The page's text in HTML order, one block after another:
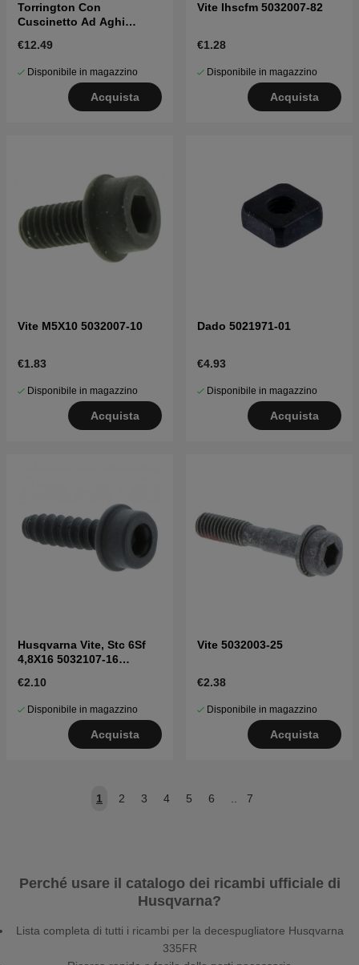
Torrington Con
Cuscinetto Ad Aghi
€12.49
Disponibile in magazzino
Acquista
Vite Ihscfm 5032007-82
€1.28
Disponibile in magazzino
Acquista
Vite M5X10 5032007-10
€1.83
Disponibile in magazzino
Acquista
Dado 5021971-01
€4.93
Disponibile in magazzino
Acquista
Husqvarna Vite, Stc 6Sf
4,8X16 5032107-16
€2.10
Disponibile in magazzino
Acquista
Vite 5032003-25
€2.38
Disponibile in magazzino
Acquista
1 2 3 4 5 6 .. 7
Perché usare il catalogo dei ricambi ufficiale di
Husqvarna?
Lista completa di tutti i ricambi per la decespugliatore Husqvarna
335FR